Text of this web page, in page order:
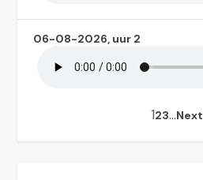
06-08-2026, uur 2
123…Next